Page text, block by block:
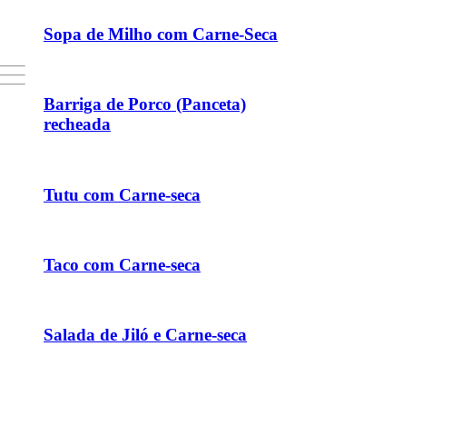
Sopa de Milho com Carne-Seca
Barriga de Porco (Panceta)
recheada
Tutu com Carne-seca
Taco com Carne-seca
Salada de Jiló e Carne-seca